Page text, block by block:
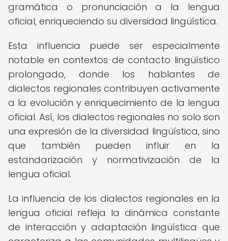
gramática o pronunciación a la lengua
oficial, enriqueciendo su diversidad lingüística.
Esta influencia puede ser especialmente
notable en contextos de contacto lingüístico
prolongado, donde los hablantes de
dialectos regionales contribuyen activamente
a la evolución y enriquecimiento de la lengua
oficial. Así, los dialectos regionales no solo son
una expresión de la diversidad lingüística, sino
que también pueden influir en la
estandarización y normativización de la
lengua oficial.
La influencia de los dialectos regionales en la
lengua oficial refleja la dinámica constante
de interacción y adaptación lingüística que